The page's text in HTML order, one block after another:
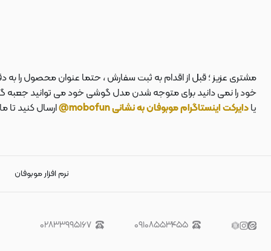
مشتری عزیز ؛ قبل از اقدام به ثبت سفارش ، حتما عنوان محصول را
خود را نمی دانید برای متوجه شدن مدل گوشی خود می توانید جعبه
یادایرکت اینستاگرام موبوفان به نشانی mobofun@ ارسال کنید
نرم افزار موبوفان
۰۹۱۰۸۵۵۳۴۵۵ ۰۲۸۳۳۹۹۵۱۶۷